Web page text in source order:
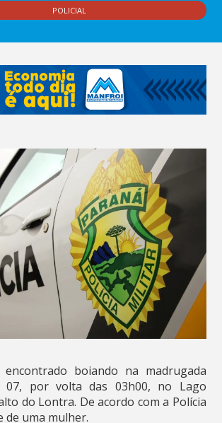
POLICIAL
boiando na madrugada
07, por volta das 03h00, no Lago
do Lontra. De acordo com a Polícia
uma mulher.